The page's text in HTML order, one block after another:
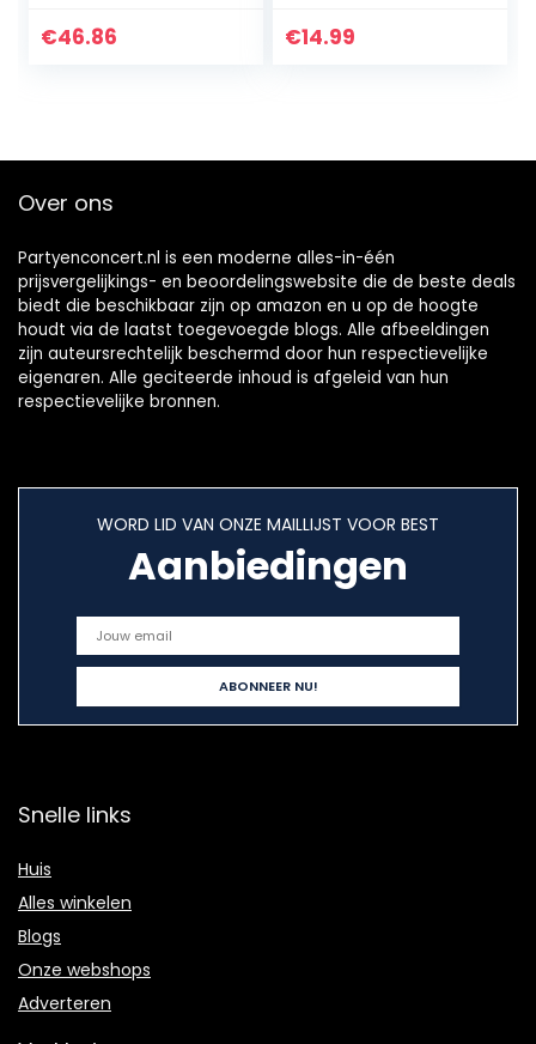
€46.86
snaren +
€14.99
Over ons
Partyenconcert.nl is een moderne alles-in-één
prijsvergelijkings- en beoordelingswebsite die de beste deals
biedt die beschikbaar zijn op amazon en u op de hoogte
houdt via de laatst toegevoegde blogs. Alle afbeeldingen
zijn auteursrechtelijk beschermd door hun respectievelijke
eigenaren. Alle geciteerde inhoud is afgeleid van hun
respectievelijke bronnen.
WORD LID VAN ONZE MAILLIJST VOOR BEST
Aanbiedingen
Snelle links
Huis
Alles winkelen
Blogs
Onze webshops
Adverteren